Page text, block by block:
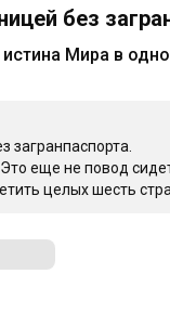
без
Мира в
загранпаспорта.
Это еще не повод
целых шесть